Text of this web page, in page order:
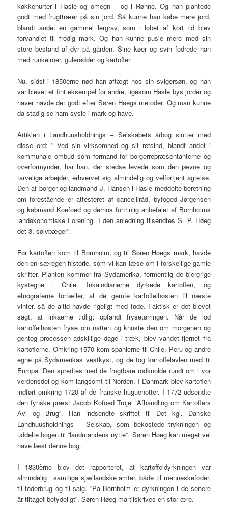
køkkenurter i Hasle og omegn – og i Rønne. Og han plantede
godt med frugttræer på sin jord. Så kunne han købe mere jord,
blandt andet en gammel lergrav, som i løbet af kort tid blev
forvandlet til frodig mark. Og han kunne pusle mere med sin
store bestand af dyr på gården. Sine køer og svin fodrede han
med runkelroer, gulerødder og kartofler.
Nu, sidst i 1850èrne nød han aftægt hos sin svigersøn, og han
var blevet et fint eksempel for andre, ligesom Hasle bys jorder og
haver havde det godt efter Søren Høegs metoder. Og man kunne
da stadig se ham sysle i mark og have.
Artiklen i Landhuusholdnings – Selskabets årbog slutter med
disse ord: ” Ved sin virksomhed og sit retsind, blandt andet i
kommunale ombud som formand for borgerrepræsentanterne og
overformynder, har han, der stedse levede som den jævne og
tarvelige arbejder, erhvervet sig almindelig og velfortjent agtelse.
Den af borger og landmand J. Hansen i Hasle meddelte beretning
om forestående er attesteret af cancelliråd, byfoged Jørgensen
og købmand Koefoed og derhos fortrinlig anbefalet af Bornholms
landøkonomiske Forening. I den anledning tilsendtes S. P. Høeg
det 3. sølvbæger”.
Før kartoflen kom til Bornholm, og til Søren Høegs mark, havde
den en særegen historie, som vi kan læse om i forskellige gamle
skrifter. Planten kommer fra Sydamerika, formentlig de bjergrige
kystegne i Chile. Inkaindianerne dyrkede kartoflen, og
etnograferne fortæller, at de gemte kartoffelhøsten til næste
vinter, så de altid havde rigeligt med føde. Faktisk er det blevet
sagt, at inkaerne tidligt opfandt frysetørringen. Når de lod
kartoffelhøsten fryse om natten og knuste den om morgenen og
gentog processen adskillige dage i træk, blev vandet fjernet fra
kartoflerne. Omkring 1570 kom spanierne til Chile, Peru og andre
egne på Sydamerikas vestkyst, og de tog kartoffelavlen med til
Europa. Den spredtes med de frugtbare rodknolde rundt om i vor
verdensdel og kom langsomt til Norden. I Danmark blev kartoflen
indført omkring 1720 af de franske huguenotter. I 1772 udsendte
den fynske præst Jacob Kofoed Trojel ”Afhandling om Kartoflers
Avl og Brug”. Han indsendte skriftet til Det kgl. Danske
Landhuusholdnings – Selskab, som bekostede trykningen og
uddelte bogen til ”landmandens nytte”. Søren Høeg kan meget vel
have læst denne bog.
I 1830èrne blev det rapporteret, at kartoffeldyrkningen var
almindelig i samtlige sjællandske amter, både til menneskefoder,
til foderbrug og til salg. ”På Bornholm er dyrkningen i de senere
år tiltaget betydeligt”. Søren Høeg må tilskrives en stor ære.